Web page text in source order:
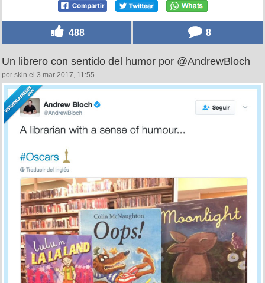
488 8
Un librero con sentido del humor por @AndrewBloch
por skin el 3 mar 2017, 11:55